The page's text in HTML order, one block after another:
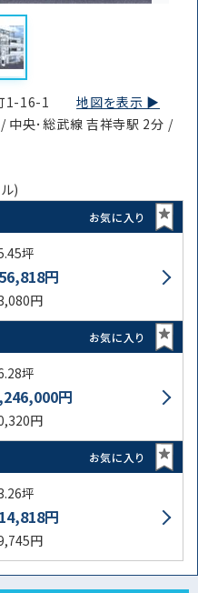
町1-16-1地図を表示 ▶︎
中央･総武線 吉祥寺駅 2分 /
)
お気に入り
坪
円
円
お気に入り
坪
円
円
お気に入り
坪
円
円